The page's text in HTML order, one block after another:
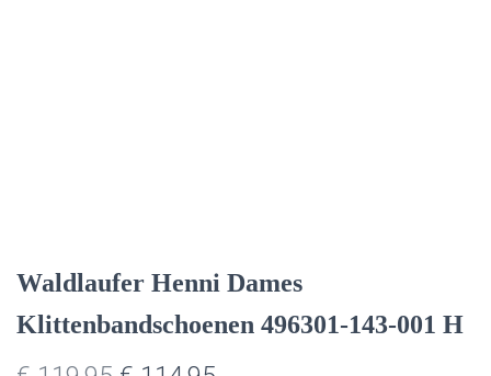
Waldlaufer Henni Dames
Klittenbandschoenen 496301-143-001 H